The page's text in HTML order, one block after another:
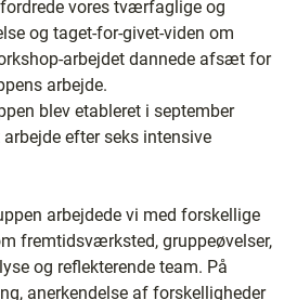
vores tværfaglige og
og taget-for-givet-viden om
arbejdet dannede afsæt for
arbejde.
blev etableret i september
efter seks intensive
arbejdede vi med forskellige
fremtidsværksted, gruppeøvelser,
og reflekterende team. På
anerkendelse af forskelligheder